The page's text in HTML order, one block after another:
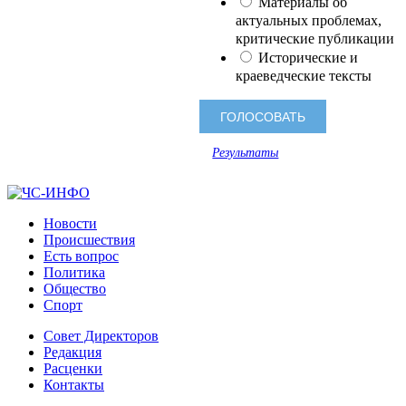
актуальных проблемах,
критические публикации
Исторические и
краеведческие тексты
Результаты
Новости
Происшествия
Есть вопрос
Политика
Общество
Спорт
Совет Директоров
Редакция
Расценки
Контакты